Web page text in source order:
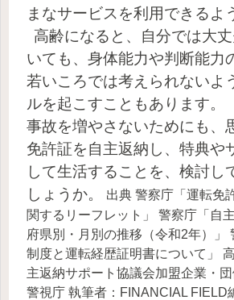
まなサービスを利用できるよ
高齢になると、自分では大
いても、身体能力や判断能力
若いころでは考えられないよ
ルを起こすこともあります。
事故を増やさないためにも、
免許証を自主返納し、特典や
して生活することを、検討し
しょうか。
出典 警察庁「運転免
関するリーフレット」 警察庁「自
府県別・月別の推移（令和2年）」
制度と運転経歴証明書について」
主返納サポート協議会加盟企業・
警視庁 執筆者：FINANCIAL FIELD